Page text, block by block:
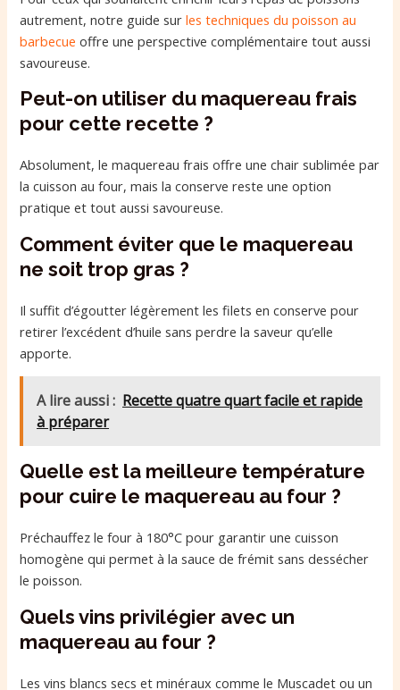
autrement, notre guide surles techniques du poisson au
barbecue offre une perspective complémentaire tout aussi
savoureuse.
Peut-on utiliser du maquereau frais
pour cette recette ?
Absolument, le maquereau frais offre une chair sublimée par
la cuisson au four, mais la conserve reste une option
pratique et tout aussi savoureuse.
Comment éviter que le maquereau
ne soit trop gras ?
Il suffit d’égoutter légèrement les filets en conserve pour
retirer l’excédent d’huile sans perdre la saveur qu’elle
apporte.
A lire aussi : Recette quatre quart facile et rapide
à préparer
Quelle est la meilleure température
pour cuire le maquereau au four ?
Préchauffez le four à 180°C pour garantir une cuisson
homogène qui permet à la sauce de frémit sans dessécher
le poisson.
Quels vins privilégier avec un
maquereau au four ?
Les vins blancs secs et minéraux comme le Muscadet ou un